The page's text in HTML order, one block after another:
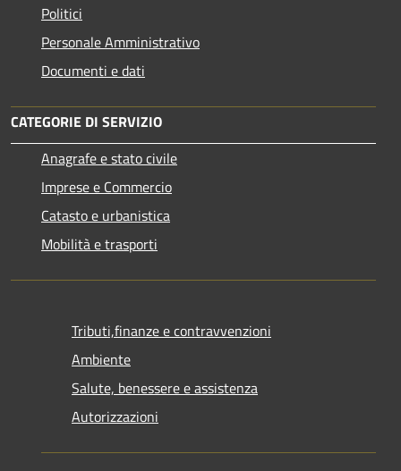
Politici
Personale Amministrativo
Documenti e dati
CATEGORIE DI SERVIZIO
Anagrafe e stato civile
Imprese e Commercio
Catasto e urbanistica
Mobilità e trasporti
Tributi,finanze e contravvenzioni
Ambiente
Salute, benessere e assistenza
Autorizzazioni